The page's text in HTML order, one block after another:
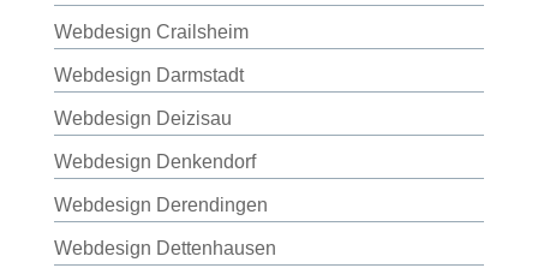
Webdesign Crailsheim
Webdesign Darmstadt
Webdesign Deizisau
Webdesign Denkendorf
Webdesign Derendingen
Webdesign Dettenhausen